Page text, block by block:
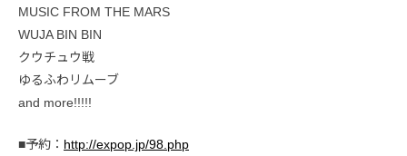
MUSIC FROM THE MARS
WUJA BIN BIN
クウチュウ戦
ゆるふわリムーブ
and more!!!!!
■予約： http://expop.jp/98.php